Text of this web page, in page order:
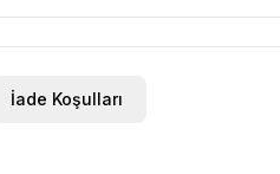
İade Koşulları